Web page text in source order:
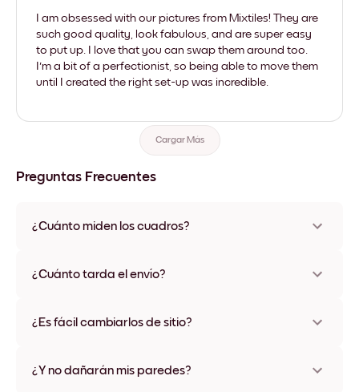
I am obsessed with our pictures from Mixtiles! They are
such good quality, look fabulous, and are super easy
to put up. I love that you can swap them around too.
I'm a bit of a perfectionist, so being able to move them
until I created the right set-up was incredible.
Cargar Más
Preguntas Frecuentes
¿Cuánto miden los cuadros?
varios materiales y colores de marco, incluidas opciones sin
¿Cuánto tarda el envío?
disponibles en algunos países. Te enviaremos un número de
¿Es fácil cambiarlos de sitio?
ningún daño
¿Y no dañarán mis paredes?